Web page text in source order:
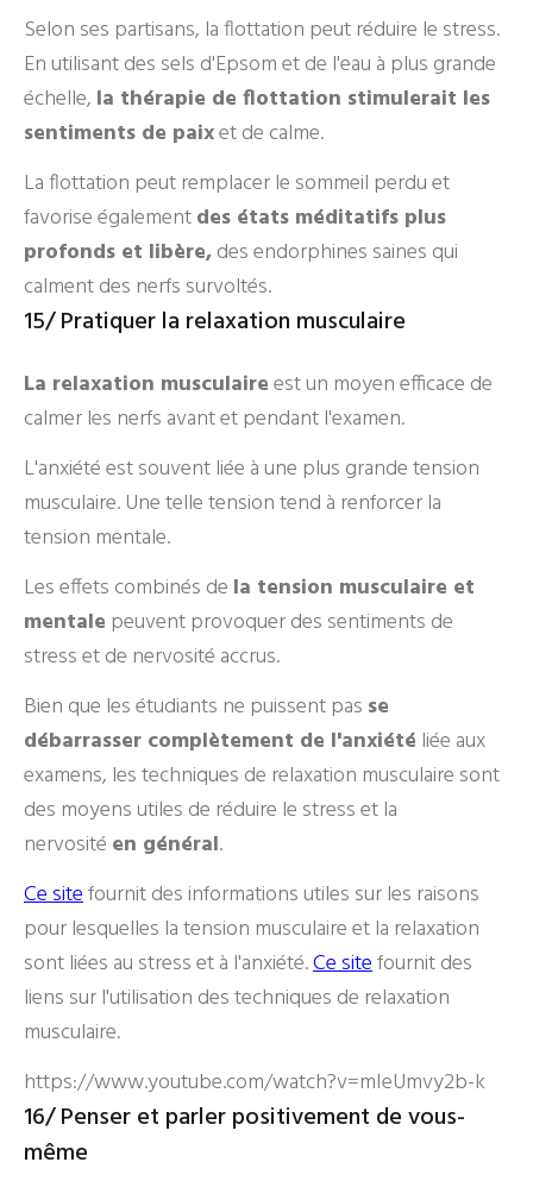
Selon ses partisans, la flottation peut réduire le stress.
En utilisant des sels d'Epsom et de l'eau à plus grande
échelle, la thérapie de flottation stimulerait les
sentiments de paixet de calme.
La flottation peut remplacer le sommeil perdu et
favorise égalementdes états méditatifs plus
profonds et libère,des endorphines saines qui
calment des nerfs survoltés.
15/ Pratiquer la relaxation musculaire
La relaxation musculaireest un moyen efficace de
calmer les nerfs avant et pendant l'examen.
L'anxiété est souvent liée à une plus grande tension
musculaire. Une telle tension tend à renforcer la
tension mentale.
Les effets combinés de la tension musculaire et
mentale peuvent provoquer des sentiments de
stress et de nervosité accrus.
Bien que les étudiants ne puissent pas se
débarrasser complètement de l'anxiété liée aux
examens, les techniques de relaxation musculaire sont
des moyens utiles de réduire le stress et la
nervosité en général.
Ce sitefournit des informations utiles sur les raisons
pour lesquelles la tension musculaire et la relaxation
sont liées au stress et à l'anxiété.Ce sitefournit des
liens sur l'utilisation des techniques de relaxation
musculaire.
https://www.youtube.com/watch?v=mIeUmvy2b-k
16/ Penser et parler positivement de vous-
même